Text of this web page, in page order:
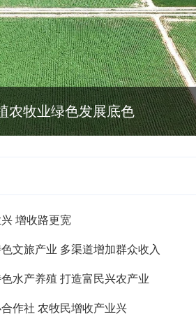
农牧业绿色发展底色
增收路更宽
文旅产业 多渠道增加群众收入
水产养殖 打造富民兴农产业
作社 农牧民增收产业兴